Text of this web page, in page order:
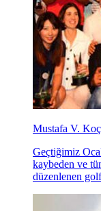
Mustafa V.
Geçtiğimiz
kaybeden ve
düzenlenen